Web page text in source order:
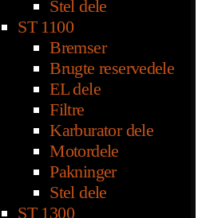
Stel dele
ST 1100
Bremser
Brugte reservedele
EL dele
Filtre
Karburator dele
Motordele
Pakninger
Stel dele
ST 1300